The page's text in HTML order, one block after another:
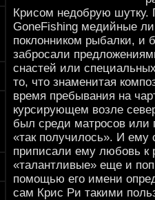
Крисом недобрую шутку.
GoneFishing медийные
поклонником рыбалки, и
забросали
снастей или
то, что знаменитая
время пребывания на
курсирующем возле
был среди матросов или
«так получилось». И
приписали ему любовь к
«талантливые» еще и
помощью его имени
сам Крис Ри такими